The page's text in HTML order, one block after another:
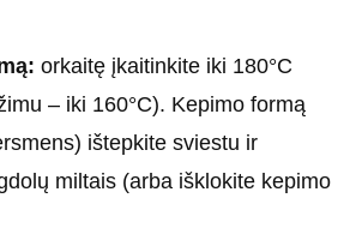
orkaitę įkaitinkite iki 180°C
– iki 160°C). Kepimo formą
ištepkite sviestu ir
miltais (arba išklokite kepimo